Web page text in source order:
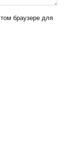
браузере для